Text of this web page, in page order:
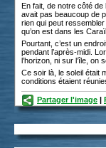
En fait, de notre côté de
avait pas beaucoup de
rien qui peut
qu’on est dans les
Pourtant, c’est un
pendant l’après-midi.
l’horizon, ni sur l’île, on
Ce soir là, le soleil était
conditions étaient
Partager l'image |